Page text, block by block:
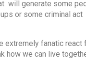
will generate some
or some criminal act
extremely fanatic react
how we can live